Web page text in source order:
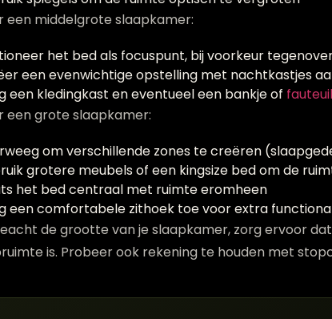
een middelgrote slaapkamer:
het bed als focuspunt, bij voorkeur
een evenwichtige opstelling met nachtkastjes
een kledingkast en eventueel een bankje of fauteuil
een grote slaapkamer:
om verschillende zones te creëren
grotere meubels of een kingsize bed om de
het bed centraal met ruimte eromheen
een comfortabele zithoek toe voor extra
de grootte van je slaapkamer, zorg ervoor
is. Probeer ook rekening te houden met